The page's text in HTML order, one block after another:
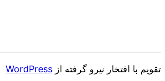
تقویم با افتخار نیرو گرفته از WordPress